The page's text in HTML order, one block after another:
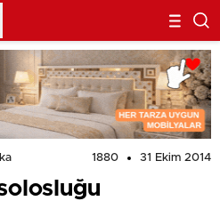
1880 31 Ekim 2014